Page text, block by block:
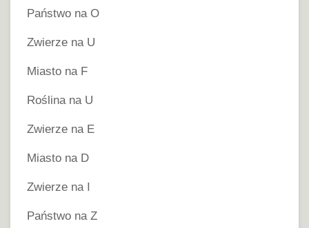
Państwo na O
Zwierze na U
Miasto na F
Roślina na U
Zwierze na E
Miasto na D
Zwierze na I
Państwo na Z